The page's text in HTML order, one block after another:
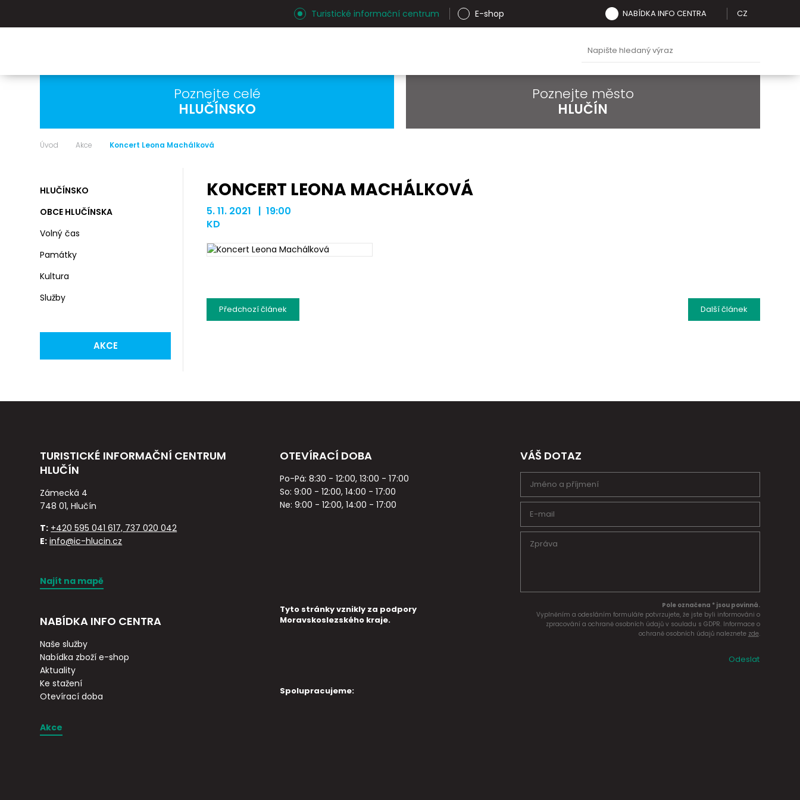
Turistické informační centrum E-shop NABÍDKA INFO CENTRA CZ
Poznejte celé
HLUČÍNSKO
Poznejte město
HLUČÍN
Úvod Akce Koncert Leona Machálková
HLUČÍNSKO
OBCE HLUČÍNSKA
Volný čas
Památky
Kultura
Služby
AKCE
KONCERT LEONA MACHÁLKOVÁ
5. 11. 2021 | 19:00
KD
Dalšíčlánek
Předchozíčlánek
TURISTICKÉ INFORMAČNÍ CENTRUM
HLUČÍN
Zámecká 4
748 01, Hlučín
T: +420 595 041 617, 737 020 042
E: info@ic-hlucin.cz
Najít na mapě
NABÍDKA INFO CENTRA
Naše služby
Nabídka zboží e-shop
Aktuality
Ke stažení
Otevírací doba
Akce
OTEVÍRACÍ DOBA
Po-Pá: 8:30 - 12:00, 13:00 - 17:00
So: 9:00 - 12:00, 14:00 - 17:00
Ne: 9:00 - 12:00, 14:00 - 17:00
Tyto stránky vznikly za podpory
Moravskoslezského kraje.
Spolupracujeme:
VÁŠ DOTAZ
Pole označena * jsou povinná.
Vyplněním a odesláním formuláře potvrzujete, že jste byli informováni o
zpracování a ochraně osobních údajů v souladu s GDPR. Informace o
ochraně osobních údajů naleznete zde.
Odeslat